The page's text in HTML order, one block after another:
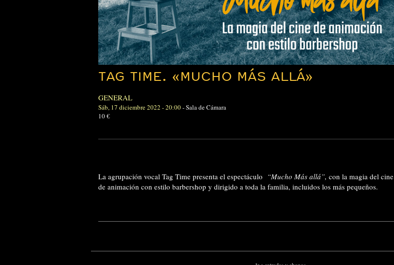
TAG TIME. «MUCHO MÁS ALLÁ»
GENERAL
Sáb, 17 diciembre 2022 - 20:00-Sala de Cámara
10 €
La agrupación vocal Tag Time presenta el espectáculo “Mucho Más allá”, con la magia del cine
de animación con estilo barbershop y dirigido a toda la familia, incluidos los más pequeños.